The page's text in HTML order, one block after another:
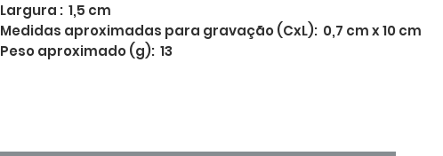
Largura : 1,5 cm
Medidas aproximadas para gravação (CxL): 0,7 cm x 10 cm
Peso aproximado (g): 13